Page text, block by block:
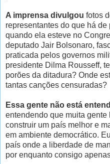
A imprensa divulgou fotos
representantes do que há
quando ela esteve no
deputado Jair Bolsonaro,
praticada pelos governos
presidente Dilma Rousseff,
porões da ditadura? Onde
tantas canções censuradas?
Essa gente não está
entendendo que muita gente
construir um país melhor e
em ambiente democrático.
país onde a liberdade de
por enquanto consigo